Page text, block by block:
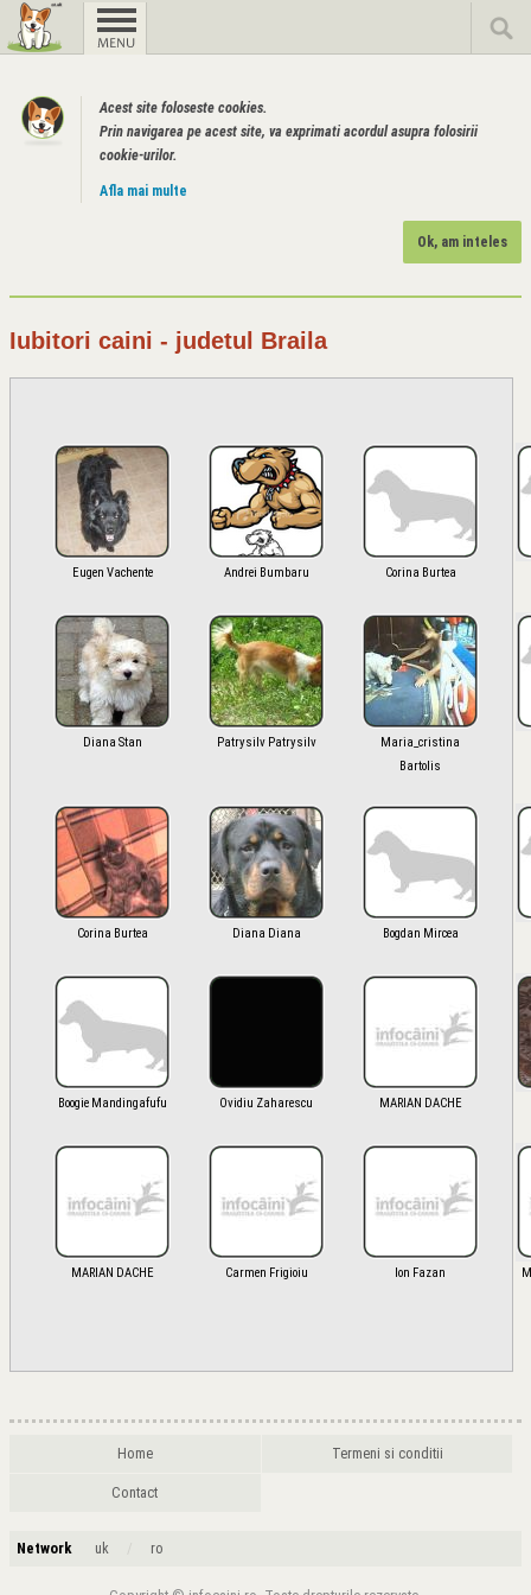
Acest site foloseste cookies.
Prin navigarea pe acest site, va exprimati acordul asupra folosirii
cookie-urilor.
Afla mai multe
Ok, am inteles
Iubitori caini - judetul Braila
Eugen Vachente Andrei Bumbaru Corina Burtea
Diana Stan Patrysilv Patrysilv
Maria_cristina
Bartolis
Corina Burtea Diana Diana Bogdan Mircea
Boogie Mandingafufu Ovidiu Zaharescu MARIAN DACHE
MARIAN DACHE Carmen Frigioiu Ion Fazan
Home Termeni si conditii
Contact
Network uk ro